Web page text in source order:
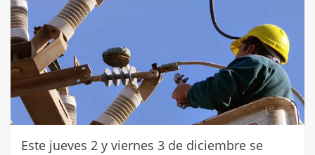
Este jueves 2 y viernes 3 de diciembre se